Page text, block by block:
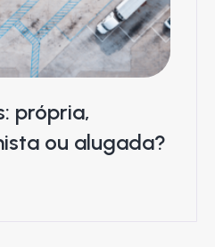
própria,
ou alugada?